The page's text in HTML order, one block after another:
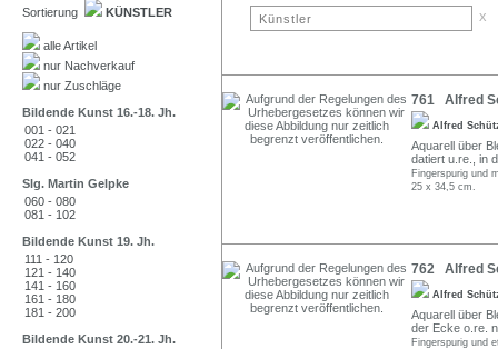
Sortierung
KÜNSTLER
alle Artikel
nur Nachverkauf
nur Zuschläge
Bildende Kunst 16.-18. Jh.
001 - 021
022 - 040
041 - 052
Slg. Martin Gelpke
060 - 080
081 - 102
Bildende Kunst 19. Jh.
111 - 120
121 - 140
141 - 160
161 - 180
181 - 200
Bildende Kunst 20.-21. Jh.
x
761 Alfred
Alfred
Aquarell über
datiert u.re., in
Fingerspurig und
25 x 34,5 cm.
762 Alfred
Alfred
Aquarell über
der Ecke o.re.
Fingerspurig und